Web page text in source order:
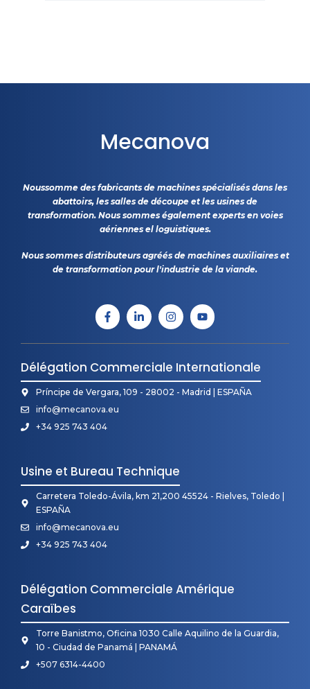
Mecanova
Noussomme des fabricants de machines spécialisés dans les
abattoirs, les salles de découpe et les usines de
transformation. Nous sommes également experts en voies
aériennes el loguistiques.
Nous sommes distributeurs agréés de machines auxiliaires et
de transformation pour l'industrie de la viande.
Délégation Commerciale Internationale
Príncipe de Vergara, 109 - 28002 - Madrid | ESPAÑA
info@mecanova.eu
+34 925 743 404
Usine et Bureau Technique
Carretera Toledo-Ávila, km 21,200 45524 - Rielves, Toledo |
ESPAÑA
info@mecanova.eu
+34 925 743 404
Délégation Commerciale Amérique
Caraïbes
Torre Banistmo, Oficina 1030 Calle Aquilino de la Guardia,
10 - Ciudad de Panamá | PANAMÁ
+507 6314-4400